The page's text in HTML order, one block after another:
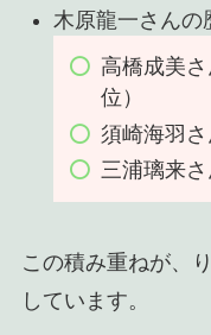
木原龍一さんの
高橋成美
位）
須崎海羽さ
三浦璃来さ
この積み重ねが、
しています。